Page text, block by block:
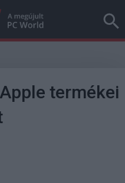
termékei